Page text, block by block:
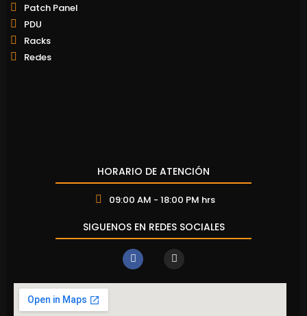
Patch Panel
PDU
Racks
Redes
HORARIO DE ATENCIÓN
09:00 AM - 18:00 PM hrs
SIGUENOS EN REDES SOCIALES